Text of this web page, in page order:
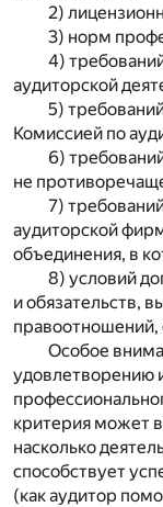
2)
3) норм
4)
аудиторской
5)
Комиссией по
6)
не
7)
аудиторской
объединения, в
8) условий
и обязательств,
Особое
удовлетворению
критерия может
насколько
способствует
(как аудитор